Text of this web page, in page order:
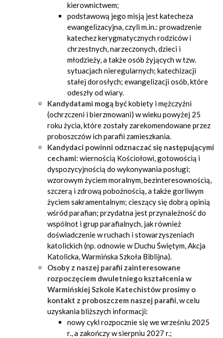
kierownictwem;
podstawową jego misją jest katecheza
ewangelizacyjna, czyli m.in.: prowadzenie
katechez kerygmatycznych rodziców i
chrzestnych, narzeczonych, dzieci i
młodzieży, a także osób żyjących w tzw.
sytuacjach nieregularnych; katechizacji
stałej dorosłych; ewangelizacji osób, które
odeszły od wiary.
Kandydatami mogą byćkobiety i mężczyźni
(ochrzczeni i bierzmowani) w wieku powyżej 25
roku życia, które zostały zarekomendowane przez
proboszczów ich parafii zamieszkania.
Kandydaci powinni odznaczać się następującymi
cechami: wiernością Kościołowi, gotowością i
dyspozycyjnością do wykonywania posługi;
wzorowym życiem moralnym, bezinteresownością,
szczerą i zdrową pobożnością, a także gorliwym
życiem sakramentalnym; cieszący się dobrą opinią
wśród parafian; przydatna jest przynależność do
wspólnot i grup parafialnych, jak również
doświadczenie w ruchach i stowarzyszeniach
katolickich (np. odnowie w Duchu Świętym, Akcja
Katolicka, Warmińska Szkoła Biblijna).
Osoby z naszej parafii zainteresowane
rozpoczęciem dwuletniego kształcenia w
Warmińskiej Szkole Katechistów prosimy o
kontakt z proboszczem naszej parafii, w celu
uzyskania bliższych informacji:
nowy cykl rozpocznie się we wrześniu 2025
r., a zakończy w sierpniu 2027 r.;